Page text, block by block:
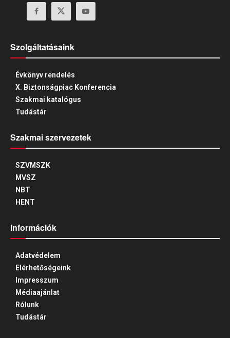
Szolgáltatásaink
Évkönyv rendelés
X. Biztonságpiac Konferencia
Szakmai katalógus
Tudástár
Szakmai szervezetek
SZVMSZK
MVSZ
NBT
HENT
Információk
Adatvédelem
Elérhetőségeink
Impresszum
Médiaajánlat
Rólunk
Tudástár